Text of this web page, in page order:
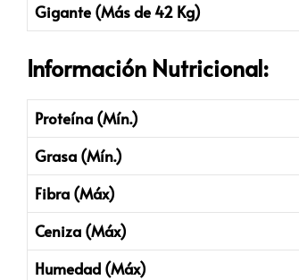
Gigante (Más de 42 Kg)
Información Nutricional:
Proteína (Mín.)
Grasa (Mín.)
Fibra (Máx)
Ceniza (Máx)
Humedad (Máx)